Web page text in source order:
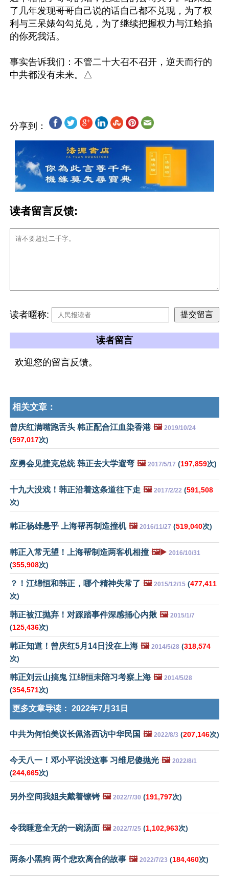
了几年发现哥哥自己说的话自己都不兑现，为了权
利与三呆婊勾勾兑兑，为了继续把握权力与江蛤掐
的你死我活。
事实告诉我们：不管二十大召不召开，逆天而行的
分享到：
读者留言反馈:
读者暱称:
读者留言
欢迎您的留言反馈。
相关文章：
曾庆红满嘴跑舌头 韩正配合江血染香港 🖼️ 2019/10/24
(597,017次)
应勇会见捷克总统 韩正去大学遛弯 🖼️ 2017/5/17 (197,859次)
十九大没戏！韩正沿着这条道往下走 🖼️ 2017/2/22 (591,508
次)
韩正杨雄悬乎 上海帮再制造撞机 🖼️ 2016/11/27 (519,040次)
韩正入常无望！上海帮制造两客机相撞 🖼️▶️ 2016/10/31
(355,908次)
？！江绵恒和韩正，哪个精神失常了 🖼️ 2015/12/15 (477,411
次)
韩正被江抛弃！对踩踏事件深感捅心内揪 🖼️ 2015/1/7
(125,436次)
韩正知道！曾庆红5月14日没在上海 🖼️ 2014/5/28 (318,574
次)
韩正刘云山搞鬼 江绵恒未陪习考察上海 🖼️ 2014/5/28
(354,571次)
更多文章导读： 2022年7月31日
中共为何怕美议长佩洛西访中华民国 🖼️ 2022/8/3 (207,146次)
今天八一！邓小平说没这事 习维尼傻抛光 🖼️ 2022/8/1
(244,665次)
另外空间我姐夫戴着镣铐 🖼️ 2022/7/30 (191,797次)
令我睡意全无的一碗汤面 🖼️ 2022/7/25 (1,102,963次)
两条小黑狗 两个悲欢离合的故事 🖼️ 2022/7/23 (184,460次)